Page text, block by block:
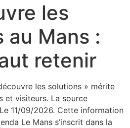
les
au Mans :
retenir
les solutions » mérite
et visiteurs. La source
11/09/2026. Cette information
Le Mans s’inscrit dans la